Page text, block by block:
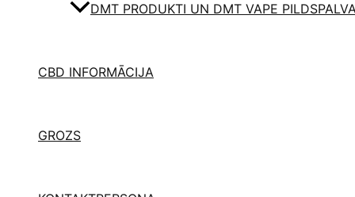
DMT PRODUKTI UN DMT VAPE
CBD INFORMĀCIJA
GROZS